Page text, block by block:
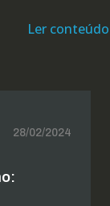
Ler conteúdo
28/02/2024